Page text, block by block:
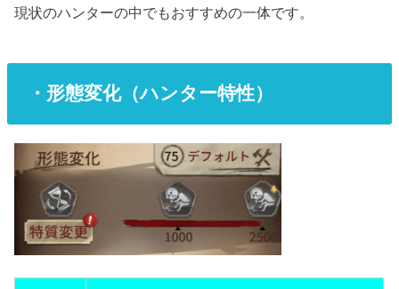
現状のハンターの中でもおすすめの一体です。
・形態変化（ハンター特性）